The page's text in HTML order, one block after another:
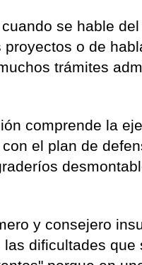
se hable
o de
trámites
comprende la
el plan de
y consejero
dificultades que